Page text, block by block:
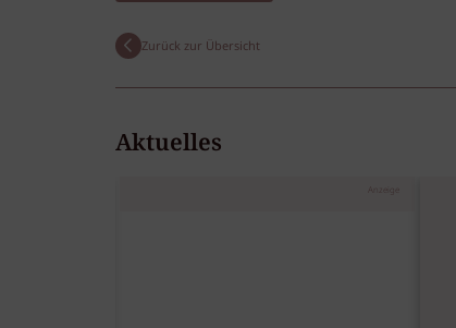
Zurück zur Übersicht
Aktuelles
Anzeige